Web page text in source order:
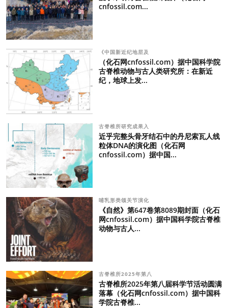
cnfossil.com...
《中国新近纪地层及
（化石网cnfossil.com）据中国科学院
古脊椎动物与古人类研究所：在新近
纪，地球上发...
古脊椎所研究成果入
近乎完整头骨牙结石中的丹尼索瓦人线
粒体DNA的演化图（化石网
cnfossil.com）据中国...
哺乳形类颌关节演化
《自然》第647卷第8089期封面（化石
网cnfossil.com）据中国科学院古脊椎
动物与古人...
古脊椎所2025年第八
古脊椎所2025年第八届科学节活动圆满
落幕（化石网cnfossil.com）据中国科
学院古脊椎...